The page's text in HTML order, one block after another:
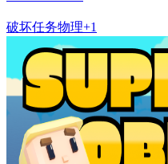
破坏任务物理+1